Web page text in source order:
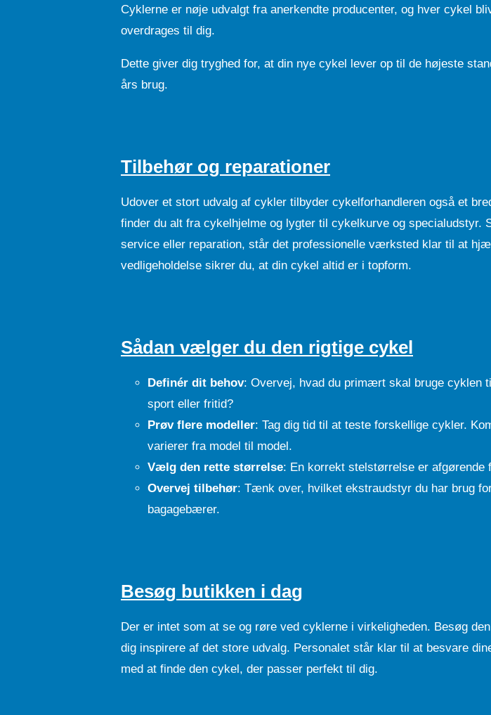
Cyklerne er nøje udvalgt fra anerkendte producenter, og hver cykel
overdrages til dig.
Dette giver dig tryghed for, at din nye cykel lever op til de højeste
års brug.
Tilbehør og reparationer
Udover et stort udvalg af cykler tilbyder cykelforhandleren også et
finder du alt fra cykelhjelme og lygter til cykelkurve og specialudstyr.
service eller reparation, står det professionelle værksted klar til at
vedligeholdelse sikrer du, at din cykel altid er i topform.
Sådan vælger du den rigtige cykel
Definér dit behov: Overvej, hvad du primært skal bruge cyklen
sport eller fritid?
Prøv flere modeller: Tag dig tid til at teste forskellige cykler.
varierer fra model til model.
Vælg den rette størrelse: En korrekt stelstørrelse er afgørende
Overvej tilbehør: Tænk over, hvilket ekstraudstyr du har brug
bagagebærer.
Besøg butikken i dag
Der er intet som at se og røre ved cyklerne i virkeligheden. Besøg
dig inspirere af det store udvalg. Personalet står klar til at besvare
med at finde den cykel, der passer perfekt til dig.